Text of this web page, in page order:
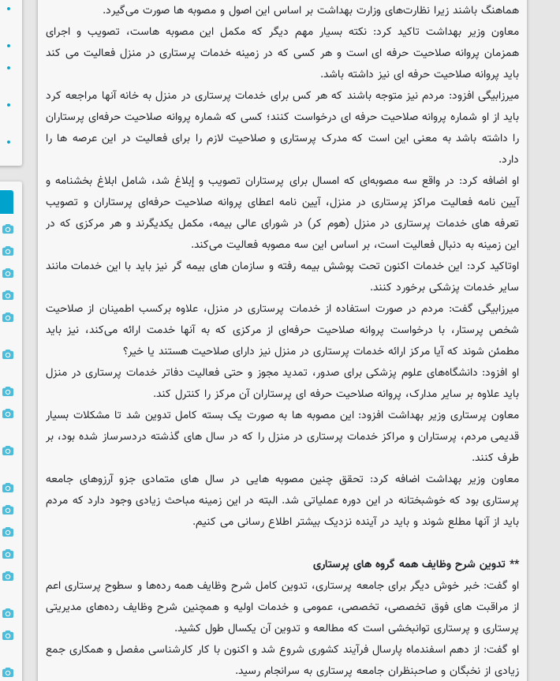
هماهنگ باشند زیرا نظارت‌های وزارت بهداشت بر اساس این اصول و مصوبه ها صورت می‌گیرد.
معاون وزیر بهداشت تاکید کرد: نکته بسیار مهم دیگر که مکمل این مصوبه هاست، تصویب و اجرای
همزمان پروانه صلاحیت حرفه ای است و هر کسی که در زمینه خدمات پرستاری در منزل فعالیت می کند
باید پروانه صلاحیت حرفه ای نیز داشته باشد.
میرزابیگی افزود: مردم نیز متوجه باشند که هر کس برای خدمات پرستاری در منزل به خانه آنها مراجعه کرد
باید از او شماره پروانه صلاحیت حرفه ای درخواست کنند؛ کسی که شماره پروانه صلاحیت حرفه‌ای پرستاران
را داشته باشد به معنی این است که مدرک پرستاری و صلاحیت لازم را برای فعالیت در این عرصه ها را
دارد.
او اضافه کرد: در واقع سه مصوبه‌ای که امسال برای پرستاران تصویب و إبلاغ شد، شامل ابلاغ بخشنامه و
آیین نامه فعالیت مراکز پرستاری در منزل، آیین نامه اعطای پروانه صلاحیت حرفه‌ای پرستاران و تصویب
تعرفه های خدمات پرستاری در منزل (هوم کر) در شورای عالی بیمه، مکمل یکدیگرند و هر مرکزی که در
این زمینه به دنبال فعالیت است، بر اساس این سه مصوبه فعالیت می‌کند.
اوتاکید کرد: این خدمات اکنون تحت پوشش بیمه رفته و سازمان های بیمه گر نیز باید با این خدمات مانند
سایر خدمات پزشکی برخورد ‌کنند.
میرزابیگی گفت: مردم در صورت استفاده از خدمات پرستاری در منزل، علاوه برکسب اطمینان از صلاحیت
شخص پرستار، با درخواست پروانه صلاحیت حرفه‌ای از مرکزی که به آنها خدمت ارائه می‌کند، نیز باید
مطمئن شوند که آیا مرکز ارائه خدمات پرستاری در منزل نیز دارای صلاحیت هستند یا خیر؟
او افزود: دانشگاه‌های علوم پزشکی برای صدور، تمدید مجوز و حتی فعالیت دفاتر خدمات پرستاری در منزل
باید علاوه بر سایر مدارک، پروانه صلاحیت حرفه ای پرستاران آن مرکز را کنترل کند.
معاون پرستاری وزیر بهداشت افزود: این مصوبه ها به صورت یک بسته کامل تدوین شد تا مشکلات بسیار
قدیمی مردم، پرستاران و مراکز خدمات پرستاری در منزل را که در سال های گذشته دردسرساز شده بود، بر
طرف کنند.
معاون وزیر بهداشت اضافه کرد: تحقق چنین مصوبه هایی در سال های متمادی جزو آرزوهای جامعه
پرستاری بود که خوشبختانه در این دوره عملیاتی شد. البته در این زمینه مباحث زیادی وجود دارد که مردم
باید از آنها مطلع شوند و باید در آینده نزدیک بیشتر اطلاع رسانی می کنیم.
** تدوین شرح وظایف همه گروه های پرستاری
او گفت: خبر خوش دیگر برای جامعه پرستاری، تدوین کامل شرح وظایف همه رده‌ها و سطوح پرستاری اعم
از مراقبت های فوق تخصصی، تخصصی، عمومی و خدمات اولیه و همچنین شرح وظایف رده‌های مدیریتی
پرستاری و پرستاری توانبخشی است که مطالعه و تدوین آن یکسال طول کشید.
او گفت: از دهم اسفندماه پارسال فرآیند کشوری شروع شد و اکنون با کار کارشناسی مفصل و همکاری جمع
زیادی از نخبگان و صاحبنظران جامعه پرستاری به سرانجام رسید.